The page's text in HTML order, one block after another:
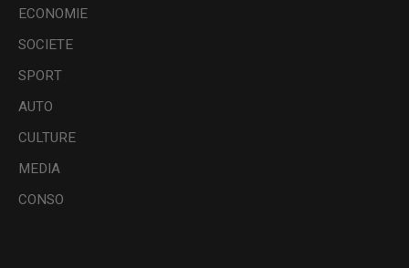
ECONOMIE
SOCIETE
SPORT
AUTO
CULTURE
MEDIA
CONSO